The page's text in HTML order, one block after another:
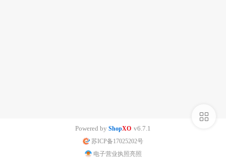
Powered by ShopXO v6.7.1
苏ICP备17025202号
电子营业执照亮照